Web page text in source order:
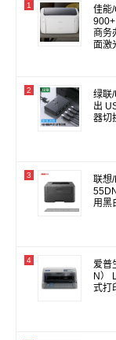
1
佳能
商务
面激
2
绿联
出
器切
3
联想
用黑
4
爱普
N）
式打